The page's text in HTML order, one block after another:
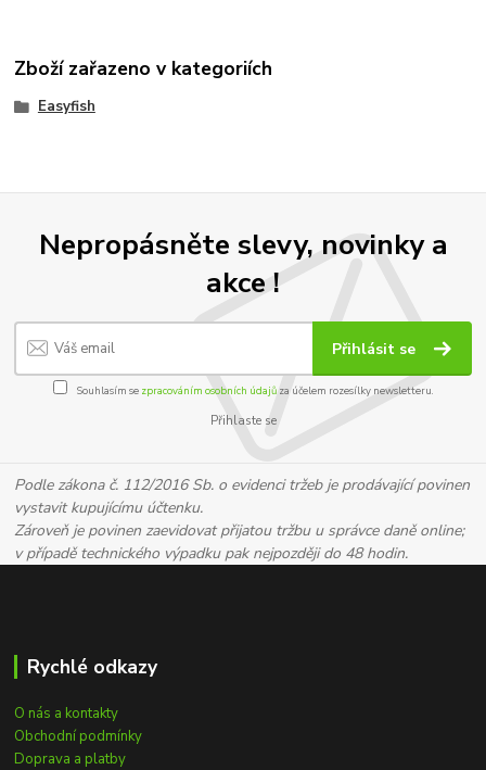
Zboží zařazeno v kategoriích
Easyfish
Nepropásněte slevy, novinky a
akce !
Přihlásit se
Souhlasím se zpracováním osobních údajůza účelem rozesílky newsletteru.
Přihlaste se
Podle zákona č. 112/2016 Sb. o evidenci tržeb je prodávající povinen
vystavit kupujícímu účtenku.
Zároveň je povinen zaevidovat přijatou tržbu u správce daně online;
v případě technického výpadku pak nejpozději do 48 hodin.
Rychlé odkazy
O nás a kontakty
Obchodní podmínky
Doprava a platby